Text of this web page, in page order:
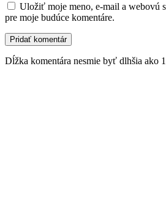
Uložiť moje meno, e-mail a webovú
pre moje budúce komentáre.
Dĺžka komentára nesmie byť dlhšia ako